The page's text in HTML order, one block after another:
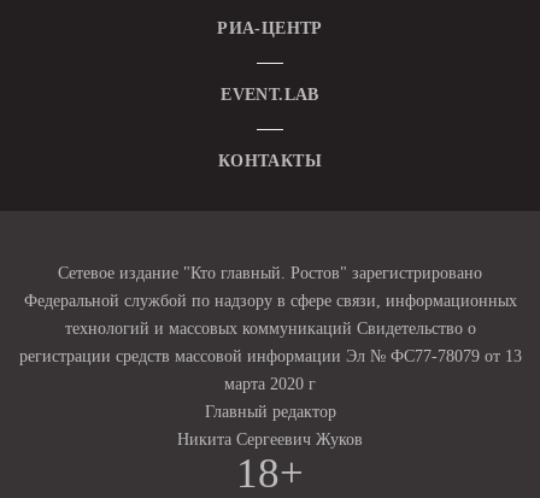
РИА-ЦЕНТР
EVENT.LAB
КОНТАКТЫ
Сетевое издание "Кто главный. Ростов" зарегистрировано
Федеральной службой по надзору в сфере связи, информационных
технологий и массовых коммуникаций Свидетельство о
регистрации средств массовой информации Эл № ФС77-78079 от 13
марта 2020 г
Главный редактор
Никита Сергеевич Жуков
18+